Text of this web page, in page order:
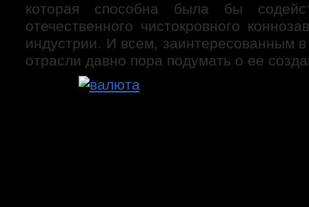
которая способна была бы
отечественного чистокровного
индустрии. И всем, заинтересованным в
отрасли давно пора подумать о ее